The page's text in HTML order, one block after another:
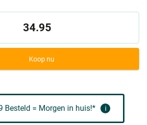
34.95
Koop nu
Besteld = Morgen in huis!* i